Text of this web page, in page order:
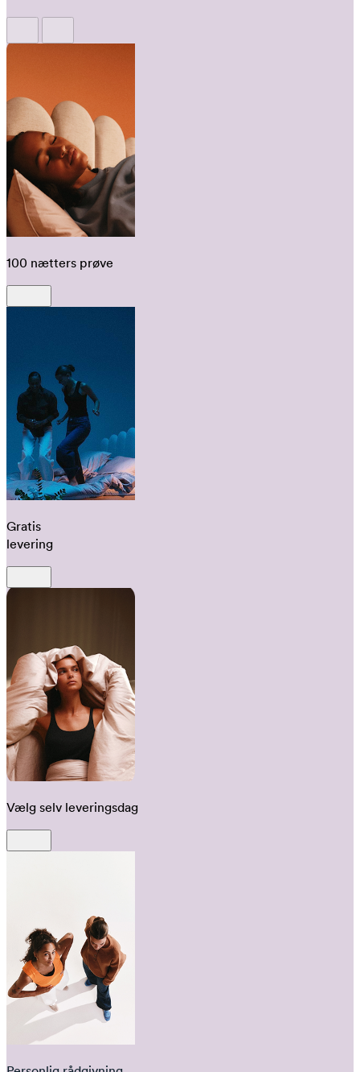
100 nætters prøve
Gratis
levering
Vælg selv leveringsdag